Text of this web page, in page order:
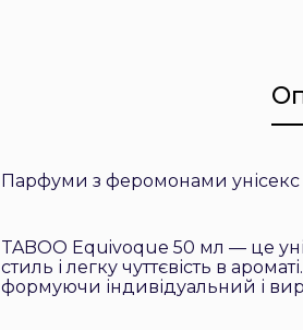
Парфуми з феромонами унісекс
TABOO Equivoque 50 мл — це
стиль і легку чуттєвість в
формуючи індивідуальний і